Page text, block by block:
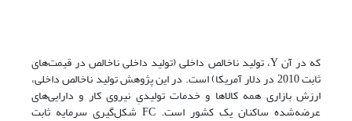
که در آن Y، تولید ناخالص داخلی (تولید داخلی ناخالص در قیمت‌های
ثابت 2010 در دلار آمریکا) است. در این پژوهش تولید ناخالص داخلی،
ارزش بازاری همه کالاها و خدمات تولیدیِ نیروی کار و دارایی‌های
عرضه‌شده ساکنان یک کشور است. FC‌ شکل‌گیری سرمایه ثابت